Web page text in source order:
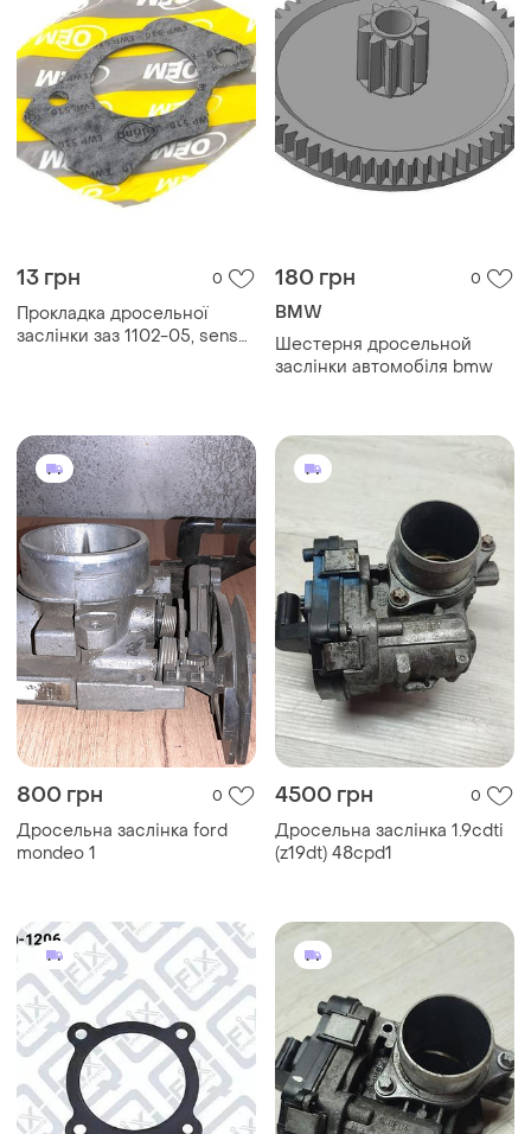
13 грн 0
Прокладка дросельної
заслінки заз 1102-05, sens
180 грн 0
BMW
Шестерня дросельной
заслінки автомобіля bmw
800 грн 0
Дросельна заслінка ford
mondeo 1
4500 грн 0
Дросельна заслінка 1.9cdti
(z19dt) 48cpd1